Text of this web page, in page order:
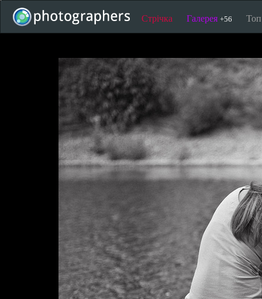
Стрічка Галерея +56